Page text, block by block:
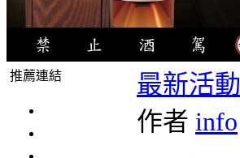
推薦連結 最新活動
作者 info